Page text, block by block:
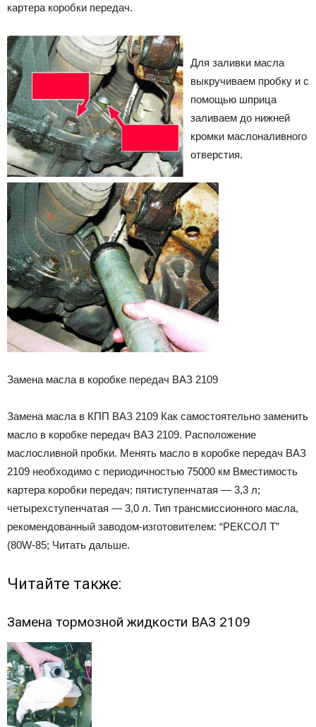
картера коробки передач.
Для заливки масла
выкручиваем пробку и с
помощью шприца
заливаем до нижней
кромки маслоналивного
отверстия.
Замена масла в коробке передач ВАЗ 2109
Замена масла в КПП ВАЗ 2109 Как самостоятельно заменить
масло в коробке передач ВАЗ 2109. Расположение
маслосливной пробки. Менять масло в коробке передач ВАЗ
2109 необходимо с периодичностью 75000 км Вместимость
картера коробки передач: пятиступенчатая — 3,3 л;
четырехступенчатая — 3,0 л. Тип трансмиссионного масла,
рекомендованный заводом-изготовителем: “РЕКСОЛ Т”
(80W-85; Читать дальше.
Читайте также:
Замена тормозной жидкости ВАЗ 2109